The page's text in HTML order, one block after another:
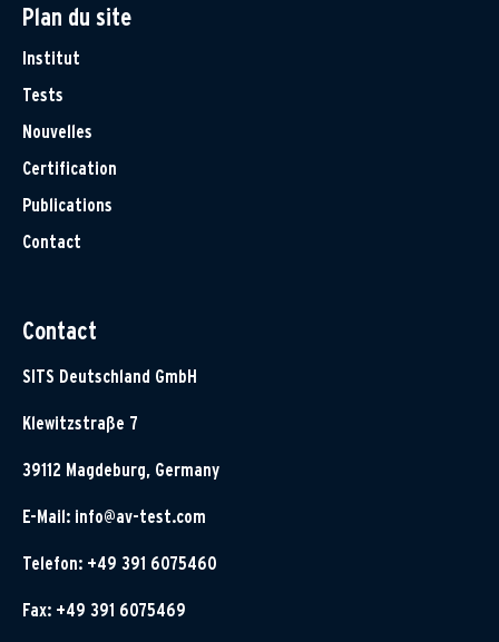
Plan du site
Institut
Tests
Nouvelles
Certification
Publications
Contact
Contact
SITS Deutschland GmbH
Klewitzstraße 7
39112 Magdeburg, Germany
E-Mail: info@av-test.com
Telefon: +49 391 6075460
Fax: +49 391 6075469